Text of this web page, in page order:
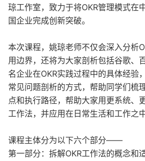
琼工作室，致力于将OKR管理模式在
国企业完成创新突破。
本次课程，姚琼老师不仅会深入分析
用边界，还将为大家剖析包括谷歌、
名企业在OKR实践过程中的具体经验
常见问题剖析的方式，帮助同学们梳
点和执行路径，帮助大家用更系统、
工作法，并应用在日常生活和工作之中
课程主体分为以下六个部分——
第一部分：拆解OKR工作法的概念和